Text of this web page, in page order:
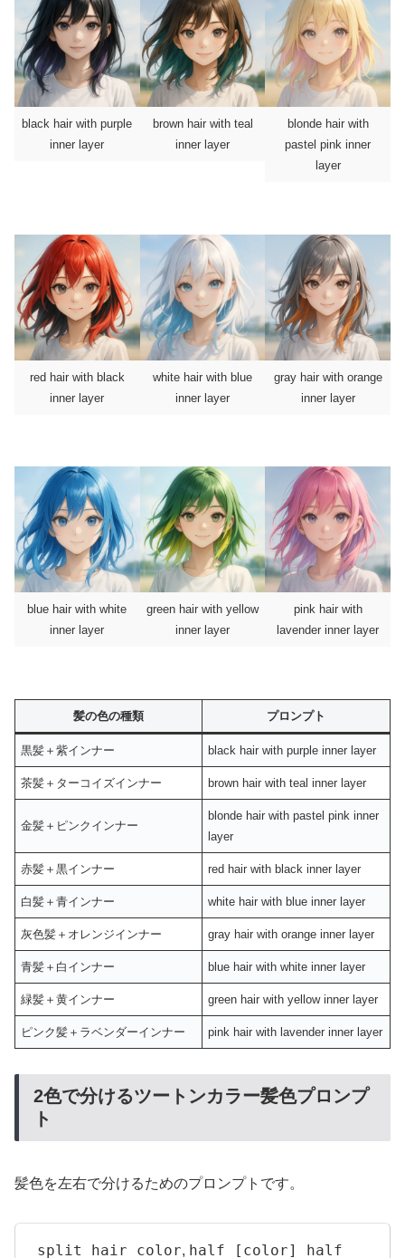
black hair with purple
inner layer
brown hair with teal
inner layer
blonde hair with
pastel pink inner
layer
red hair with black
inner layer
white hair with blue
inner layer
gray hair with orange
inner layer
blue hair with white
inner layer
green hair with yellow
inner layer
pink hair with
lavender inner layer
髪の色の種類 プロンプト
黒髪＋紫インナー black hair with purple inner layer
茶髪＋ターコイズインナー brown hair with teal inner layer
金髪＋ピンクインナー
blonde hair with pastel pink inner
layer
赤髪＋黒インナー red hair with black inner layer
白髪＋青インナー white hair with blue inner layer
灰色髪＋オレンジインナー gray hair with orange inner layer
青髪＋白インナー blue hair with white inner layer
緑髪＋黄インナー green hair with yellow inner layer
ピンク髪＋ラベンダーインナー pink hair with lavender inner layer
2色で分けるツートンカラー髪色プロンプ
ト
髪色を左右で分けるためのプロンプトです。
split hair color, half [color] half